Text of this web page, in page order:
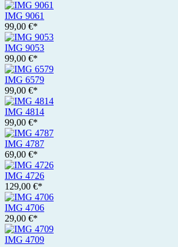
IMG 9061
99,00 €*
IMG 9053
99,00 €*
IMG 6579
99,00 €*
IMG 4814
99,00 €*
IMG 4787
69,00 €*
IMG 4726
129,00 €*
IMG 4706
29,00 €*
IMG 4709